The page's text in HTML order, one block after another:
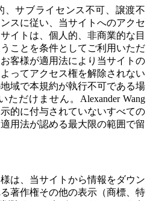
、サブライセンス不可、譲渡不
スに従い、当サイトへのアクセ
イトは、個人的、非商業的な目
ことを条件としてご利用いただ
客様が適用法により当サイトの
ってアクセス権を解除されない
域で本規約が執行不可である場
ただけません。 Alexander Wang
的に付与されていないすべての
用法が認める最大限の範囲で留
は、当サイトから情報をダウン
著作権その他の表示（商標、特